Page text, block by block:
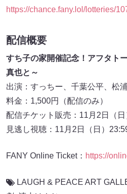
https://chance.fany.lol/lotteries/
配信概要
すち子の家開催記念！アフタト
真也と～
出演：すっちー、千葉公平、松
料金：1,500円（配信のみ）
配信チケット販売：11月2日（
見逃し視聴：11月2日（日）
FANY Online Ticket： https://
LAUGH & PEACE ART